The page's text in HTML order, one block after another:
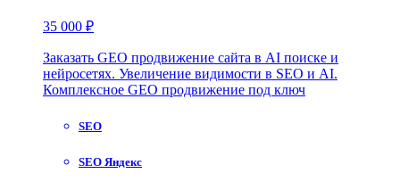
35 000 ₽
Заказать GEO продвижение сайта в AI поиске и
нейросетях. Увеличение видимости в SEO и AI.
Комплексное GEO продвижение под ключ
SEO
SEO Яндекс